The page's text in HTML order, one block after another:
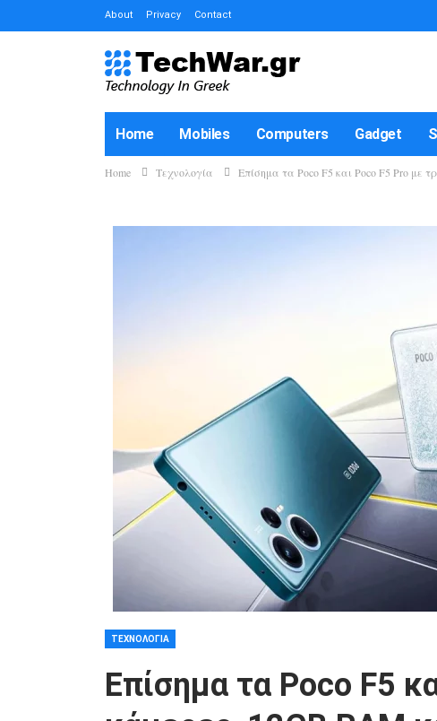
About Privacy Contact
Home Mobiles Computers Gadget
How-To
Home Τεχνολογία Επίσημα τα Poco F5 και Poco F5 Pro με
ΤΕΧΝΟΛΟΓΊΑ
Επίσημα τα Poco F5